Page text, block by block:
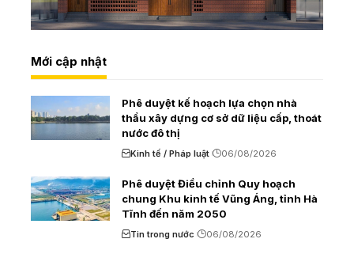
Mới cập nhật
Phê duyệt kế hoạch lựa chọn nhà
thầu xây dựng cơ sở dữ liệu cấp, thoát
nước đô thị
Kinh tế / Pháp luật 06/08/2026
Phê duyệt Điều chỉnh Quy hoạch
chung Khu kinh tế Vũng Áng, tỉnh Hà
Tĩnh đến năm 2050
Tin trong nước 06/08/2026